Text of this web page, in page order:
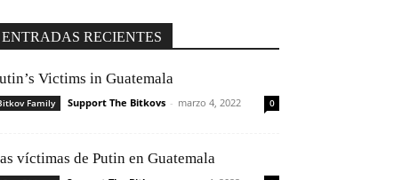
ENTRADAS RECIENTES
Victims in Guatemala
Family Support The Bitkovs - marzo 4, 2022 0
víctimas de Putin en Guatemala